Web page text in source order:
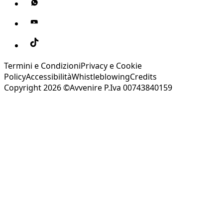
Termini e CondizioniPrivacy e Cookie
PolicyAccessibilitàWhistleblowingCredits
Copyright 2026 ©Avvenire P.Iva 00743840159